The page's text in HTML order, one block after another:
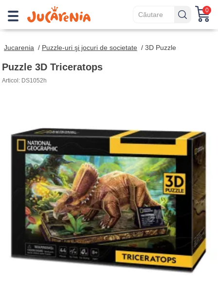
0
Jucarenia / Puzzle-uri şi jocuri de societate / 3D Puzzle
Puzzle 3D Triceratops
Articol: DS1052h